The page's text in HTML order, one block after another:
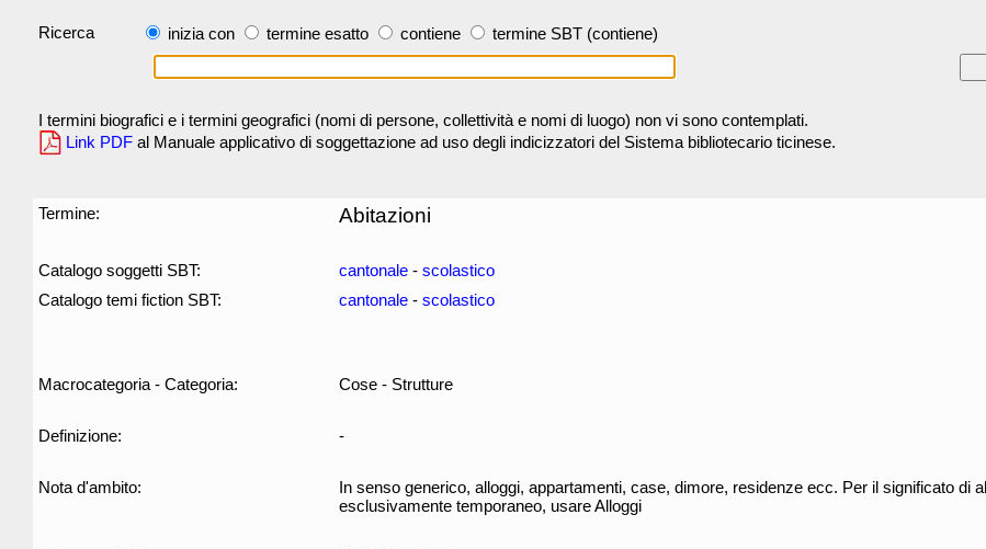
Ricerca inizia con termine esatto contiene termine SBT (contiene)
I termini biografici e i termini geografici (nomi di persone, collettività e nomi di luogo) non vi sono contemplati.
Link PDF al Manuale applicativo di soggettazione ad uso degli indicizzatori del Sistema bibliotecario ticinese.
Termine: Abitazioni
Catalogo soggetti SBT: cantonale - scolastico
Catalogo temi fiction SBT:
cantonale - scolastico
Macrocategoria - Categoria: Cose - Strutture
Definizione: -
Nota d'ambito:
In senso generico, alloggi, appartamenti, case, dimore, residenze ecc. Per il significato di
esclusivamente temporaneo, usare Alloggi